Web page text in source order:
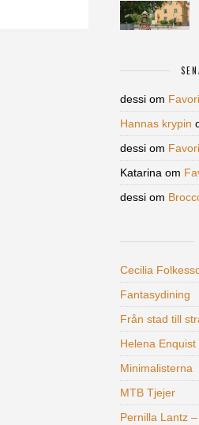
dessi om
Hannas krypin
dessi om
Katarina om
dessi om
Cecilia
Fantasydining
Från stad till
Helena
Minimalisterna
MTB Tjejer
Pernilla Lantz